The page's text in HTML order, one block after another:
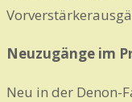
Neuzugänge im
Neu in der Denon-